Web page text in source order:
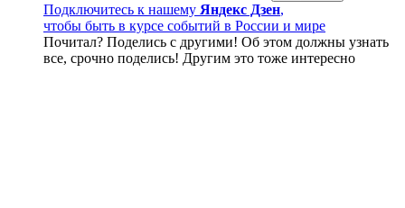
Подключитесь к нашему Яндекс Дзен,
чтобы быть в курсе событий в России и мире
Почитал? Поделись с другими! Об этом должны узнать
все, срочно поделись! Другим это тоже интересно